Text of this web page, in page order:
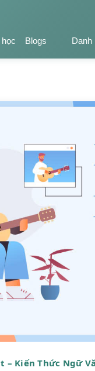
Blogs Danh
– Kiến Thức Ngữ